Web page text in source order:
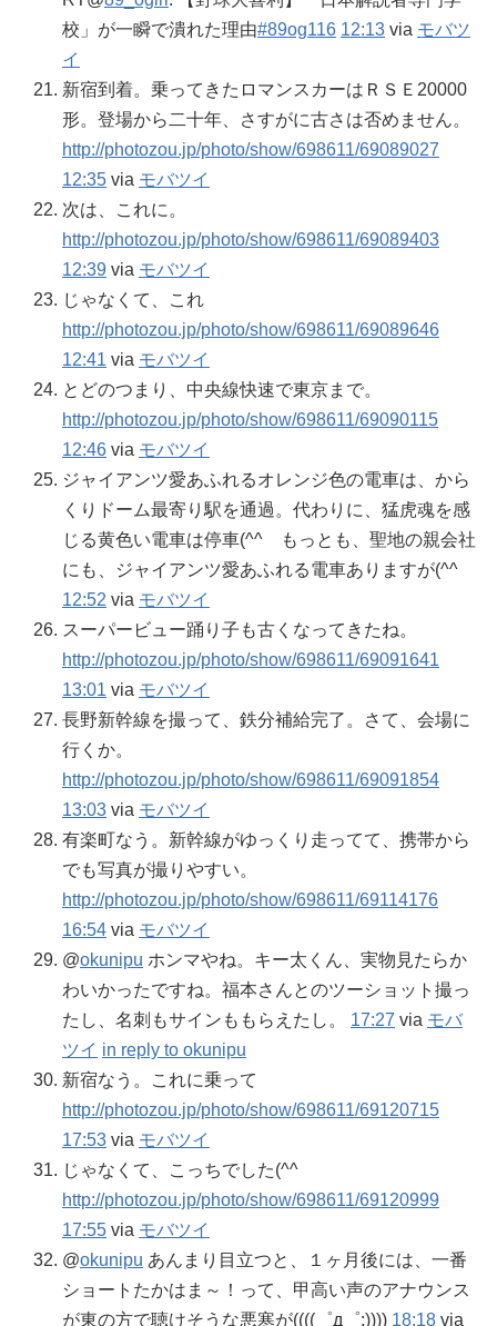
校」が一瞬で潰れた理由#89og116 12:13 via モバツ
イ
新宿到着。乗ってきたロマンスカーはＲＳＥ20000
形。登場から二十年、さすがに古さは否めません。
http://photozou.jp/photo/show/698611/69089027
12:35 via モバツイ
次は、これに。
http://photozou.jp/photo/show/698611/69089403
12:39 via モバツイ
じゃなくて、これ
http://photozou.jp/photo/show/698611/69089646
12:41 via モバツイ
とどのつまり、中央線快速で東京まで。
http://photozou.jp/photo/show/698611/69090115
12:46 via モバツイ
ジャイアンツ愛あふれるオレンジ色の電車は、から
くりドーム最寄り駅を通過。代わりに、猛虎魂を感
じる黄色い電車は停車(^^ゞもっとも、聖地の親会社
にも、ジャイアンツ愛あふれる電車ありますが(^^ゞ
12:52 via モバツイ
スーパービュー踊り子も古くなってきたね。
http://photozou.jp/photo/show/698611/69091641
13:01 via モバツイ
長野新幹線を撮って、鉄分補給完了。さて、会場に
行くか。
http://photozou.jp/photo/show/698611/69091854
13:03 via モバツイ
有楽町なう。新幹線がゆっくり走ってて、携帯から
でも写真が撮りやすい。
http://photozou.jp/photo/show/698611/69114176
16:54 via モバツイ
@okunipu ホンマやね。キー太くん、実物見たらか
わいかったですね。福本さんとのツーショット撮っ
たし、名刺もサインももらえたし。
17:27 via モバ
ツイ in reply to okunipu
新宿なう。これに乗って
http://photozou.jp/photo/show/698611/69120715
17:53 via モバツイ
じゃなくて、こっちでした(^^ゞ
http://photozou.jp/photo/show/698611/69120999
17:55 via モバツイ
@okunipu あんまり目立つと、１ヶ月後には、一番
ショートたかはま～！って、甲高い声のアナウンス
が東の方で聴けそうな悪寒が((((゜д゜;)))) 18:18 via